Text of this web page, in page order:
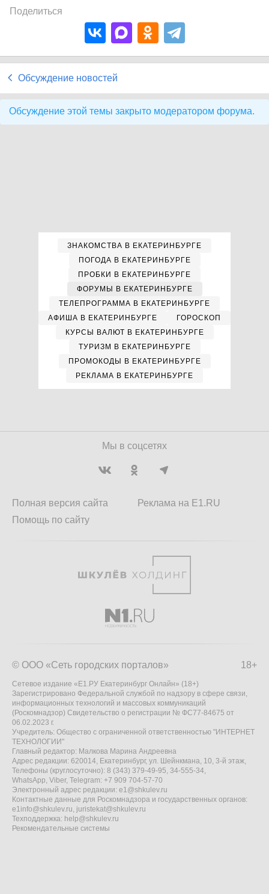
Поделиться
Обсуждение новостей
Обсуждение этой темы закрыто модератором форума.
ЗНАКОМСТВА В ЕКАТЕРИНБУРГЕ
ПОГОДА В ЕКАТЕРИНБУРГЕ
ПРОБКИ В ЕКАТЕРИНБУРГЕ
ФОРУМЫ В ЕКАТЕРИНБУРГЕ
ТЕЛЕПРОГРАММА В ЕКАТЕРИНБУРГЕ
АФИША В ЕКАТЕРИНБУРГЕ
ГОРОСКОП
КУРСЫ ВАЛЮТ В ЕКАТЕРИНБУРГЕ
ТУРИЗМ В ЕКАТЕРИНБУРГЕ
ПРОМОКОДЫ В ЕКАТЕРИНБУРГЕ
РЕКЛАМА В ЕКАТЕРИНБУРГЕ
Мы в соцсетях
Полная версия сайта
Помощь по сайту
Реклама на E1.RU
18+
© ООО «Сеть городских порталов»
Сетевое издание «Е1.РУ Екатеринбург Онлайн» (18+)
Зарегистрировано Федеральной службой по надзору в сфере связи,
информационных технологий и массовых коммуникаций
(Роскомнадзор) Свидетельство о регистрации № ФС77-84675 от
06.02.2023 г.
Учредитель: Общество с ограниченной ответственностью "ИНТЕРНЕТ
ТЕХНОЛОГИИ"
Главный редактор: Малкова Марина Андреевна
Адрес редакции: 620014, Екатеринбург, ул. Шейнкмана, 10, 3-й этаж,
Телефоны (круглосуточно): 8 (343) 379-49-95, 34-555-34,
WhatsApp, Viber, Telegram: +7 909 704-57-70
Электронный адрес редакции: e1@shkulev.ru
Контактные данные для Роскомнадзора и государственных органов:
e1info@shkulev.ru, juristekat@shkulev.ru
Техподдержка: help@shkulev.ru
Рекомендательные системы